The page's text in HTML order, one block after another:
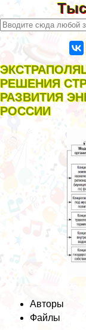
РЕШЕНИЯ
РАЗВИТИЯ
РОССИИ
Авторы
Файлы